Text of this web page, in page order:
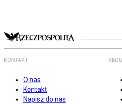
KONTAKT
O nas
Kontakt
Napisz do nas